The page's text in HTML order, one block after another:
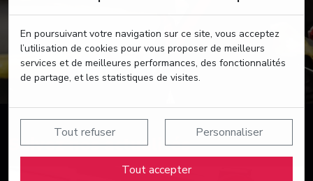
En poursuivant votre navigation sur ce site, vous acceptez
l’utilisation de cookies pour vous proposer de meilleurs
services et de meilleures performances, des fonctionnalités
de partage, et les statistiques de visites.
Tout refuser Personnaliser
Tout accepter
Suivez nos actualités